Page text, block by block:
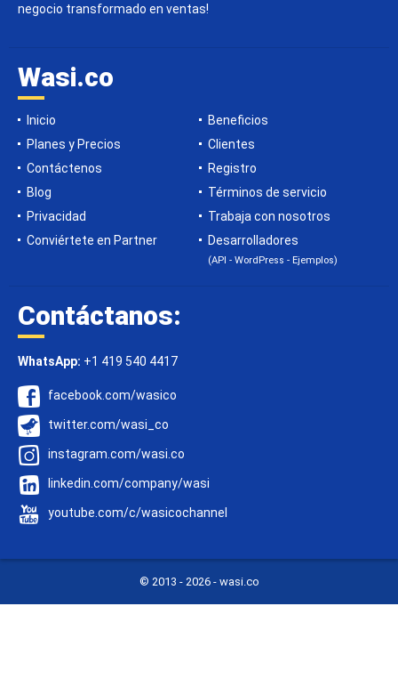
negocio transformado en ventas!
Wasi.co
Inicio
Beneficios
Planes y Precios
Clientes
Contáctenos
Registro
Blog
Términos de servicio
Privacidad
Trabaja con nosotros
Conviértete en Partner
Desarrolladores
(API - WordPress - Ejemplos)
Contáctanos:
WhatsApp: +1 419 540 4417
facebook.com/wasico
twitter.com/wasi_co
instagram.com/wasi.co
linkedin.com/company/wasi
youtube.com/c/wasicochannel
© 2013 - 2026 - wasi.co